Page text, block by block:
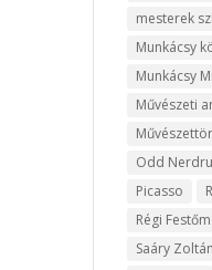
mesterek
Munkácsy
Munkácsy
Művészeti
Odd
Picasso
Régi
Saáry Zoltán